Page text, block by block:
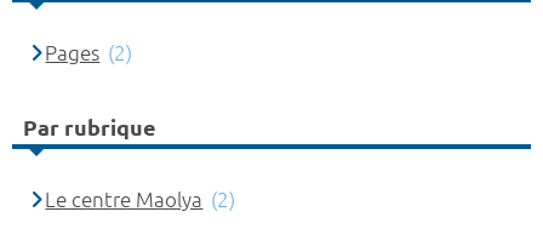
Pages (2)
Par rubrique
Le centre Maolya (2)